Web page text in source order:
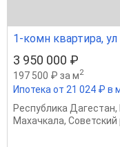
1-комн квартира, ул
3 950 000 ₽
197 500 ₽ за м2
Ипотека от 21 024 ₽ в
Республика Дагестан,
Махачкала, Советский